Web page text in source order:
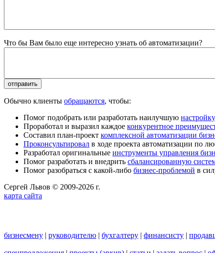
Что бы Вам было еще интересно узнать об автоматизации?
Обычно клиенты обращаются, чтобы:
Помог подобрать или разработать наилучшую
Проработал и выразил каждое конкурентное
Составил план-проект комплексной автоматизации
Проконсультировал в ходе проекта автоматизации по
Разработал оригинальные инструменты управления
Помог разработать и внедрить сбалансированную
Помог разобраться с какой-либо бизнес-проблемой в
Сергей Львов © 2009-2026 г.
карта сайта
бизнесмену | руководителю | бухгалтеру | финансисту |